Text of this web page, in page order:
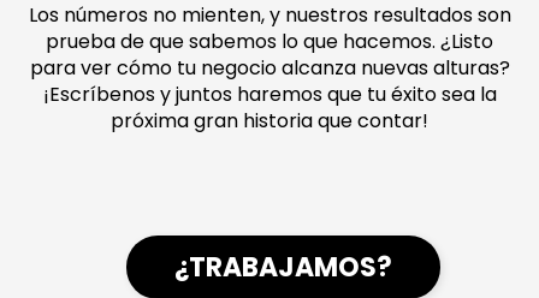
Los números no mienten, y nuestros resultados son
prueba de que sabemos lo que hacemos. ¿Listo
para ver cómo tu negocio alcanza nuevas alturas?
¡Escríbenos y juntos haremos que tu éxito sea la
próxima gran historia que contar!
¿TRABAJAMOS?